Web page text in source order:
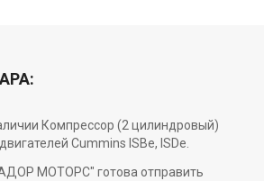
Компрессор (2 цилиндровый)
Cummins ISBe, ISDe.
МОТОРС" готова отправить